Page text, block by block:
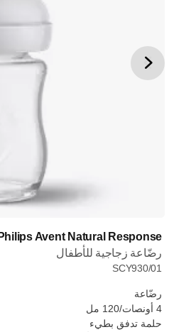
Philips Avent Natural Response
رضّاعة زجاجية للأطفال
SCY930/01
رضّاعة
4 أونصات/120 مل
حلمة تدفق بطيء